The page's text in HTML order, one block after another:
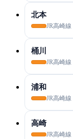
北本
JR高崎線
桶川
JR高崎線
浦和
JR高崎線
高崎
JR高崎線